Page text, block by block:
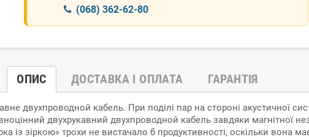
(068) 362-62-80
ОПИС ДОСТАВКА І ОПЛАТА ГАРАНТІЯ
двухпроводной кабель. При поділі пар на стороні акустичної
двухрукавний двухпроводной кабель завдяки магнітної
із зіркою» трохи не вистачало б продуктивності, оскільки вона